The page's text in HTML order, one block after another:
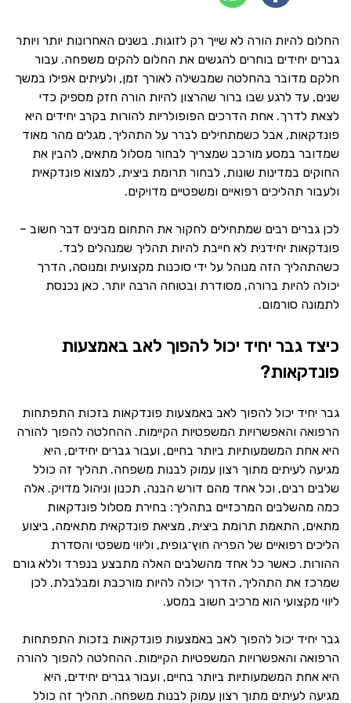
החלום להיות הורה לא שייך רק לזוגות. בשנים האחרונות יותר ויותר
גברים יחידים בוחרים להגשים את החלום להקים משפחה. עבור
חלקם מדובר בהחלטה שמבשילה לאורך זמן, ולעיתים אפילו במשך
שנים, עד לרגע שבו ברור שהרצון להיות הורה חזק מספיק כדי
לצאת לדרך. אחת הדרכים הפופולריות להורות בקרב יחידים היא
פונדקאות, אבל כשמתחילים לברר על התהליך, מגלים מהר מאוד
שמדובר במסע מורכב שמצריך לבחור מסלול מתאים, להבין את
החוקים במדינות שונות, לבחור תרומת ביצית, למצוא פונדקאית
ולעבור תהליכים רפואיים ומשפטיים מדויקים.
לכן גברים רבים שמתחילים לחקור את התחום מבינים דבר חשוב –
פונדקאות יחידנית לא חייבת להיות תהליך שמנהלים לבד.
כשהתהליך הזה מנוהל על ידי סוכנות מקצועית ומנוסה, הדרך
יכולה להיות ברורה, מסודרת ובטוחה הרבה יותר. כאן נכנסת
לתמונה סורמום.
כיצד גבר יחיד יכול להפוך לאב באמצעות
פונדקאות?
גבר יחיד יכול להפוך לאב באמצעות פונדקאות בזכות התפתחות
הרפואה והאפשרויות המשפטיות הקיימות. ההחלטה להפוך להורה
היא אחת המשמעותיות ביותר בחיים, ועבור גברים יחידים, היא
מגיעה לעיתים מתוך רצון עמוק לבנות משפחה. תהליך זה כולל
שלבים רבים, וכל אחד מהם דורש הבנה, תכנון וניהול מדויק. אלה
כמה מהשלבים המרכזיים בתהליך: בחירת מסלול פונדקאות
מתאים, התאמת תרומת ביצית, מציאת פונדקאית מתאימה, ביצוע
הליכים רפואיים של הפריה חוץ־גופית, וליווי משפטי והסדרת
ההורות. כאשר כל אחד מהשלבים האלה מתבצע בנפרד וללא גורם
שמרכז את התהליך, הדרך יכולה להיות מורכבת ומבלבלת. לכן
ליווי מקצועי הוא מרכיב חשוב במסע.
גבר יחיד יכול להפוך לאב באמצעות פונדקאות בזכות התפתחות
הרפואה והאפשרויות המשפטיות הקיימות. ההחלטה להפוך להורה
היא אחת המשמעותיות ביותר בחיים, ועבור גברים יחידים, היא
מגיעה לעיתים מתוך רצון עמוק לבנות משפחה. תהליך זה כולל